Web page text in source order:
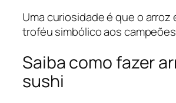
Uma curiosidade é que o arroz
troféu simbólico aos
Saiba como fazer
sushi